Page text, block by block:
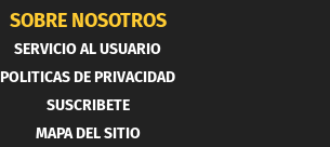
SOBRE NOSOTROS
SERVICIO AL USUARIO
POLITICAS DE PRIVACIDAD
SUSCRIBETE
MAPA DEL SITIO